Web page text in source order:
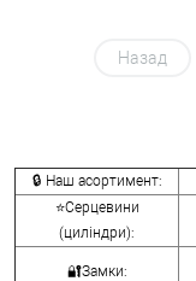
Назад
🔒 Наш асортимент:
⭐Серцевини
(циліндри):
🔐Замки: